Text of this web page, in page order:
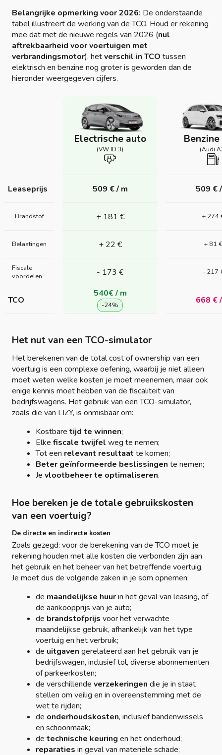
Belangrijke opmerking voor 2026: De onderstaande
tabel illustreert de werking van de TCO. Houd er rekening
mee dat met de nieuwe regels van 2026 (nul
aftrekbaarheid voor voertuigen met
verbrandingsmotor), hetverschil in TCO tussen
elektrisch en benzine nog groter is geworden dan de
hieronder weergegeven cijfers.
Leaseprijs
Brandstof
Belastingen
Fiscale
voordelen
TCO
Electrische auto
(VW ID.3)
509 € / m
+ 181 €
+ 22 €
- 173 €
540€ / m
-24%
(Audi
509 €
+ 274
+ 81 €
- 217
668 €
Het nut van een TCO-simulator
Het berekenen van de total cost of ownership van een
voertuig is een complexe oefening, waarbij je niet alleen
moet weten welke kosten je moet meenemen, maar ook
enige kennis moet hebben van de fiscaliteit van
bedrijfswagens. Het gebruik van een TCO-simulator,
zoals die van LIZY, is onmisbaar om:
Kostbare tijd te winnen;
Elke fiscale twijfel weg te nemen;
Tot een relevant resultaat te komen;
Beter geïnformeerde beslissingen te nemen;
Je vlootbeheer te optimaliseren.
Hoe bereken je de totale gebruikskosten
van een voertuig?
De directe en indirecte kosten
Zoals gezegd: voor de berekening van de TCO moet je
rekening houden met alle kosten die verbonden zijn aan
het gebruik en het beheer van het betreffende voertuig.
Je moet dus de volgende zaken in je som opnemen:
de maandelijkse huurin het geval van leasing, of
de aankoopprijs van je auto;
de brandstofprijs voor het verwachte
maandelijkse gebruik, afhankelijk van het type
voertuig en het verbruik;
de uitgaven gerelateerd aan het gebruik van je
bedrijfswagen, inclusief tol, diverse abonnementen
of parkeerkosten;
de verschillende verzekeringen die je in staat
stellen om veilig en in overeenstemming met de
wet te rijden;
de onderhoudskosten, inclusief bandenwissels
en schoonmaak;
de technische keuring en het onderhoud;
reparaties in geval van materiële schade;